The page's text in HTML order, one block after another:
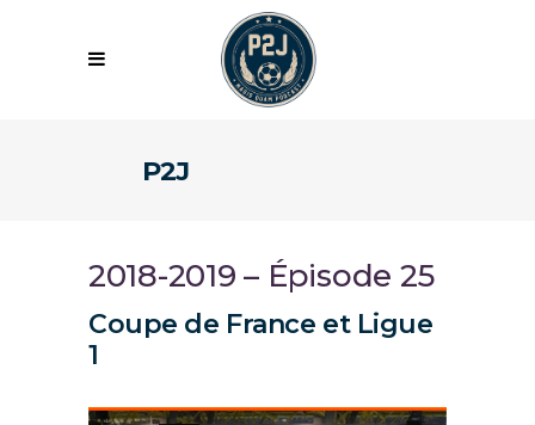
P2J
2018-2019 – Épisode 25
Coupe de France et Ligue
1